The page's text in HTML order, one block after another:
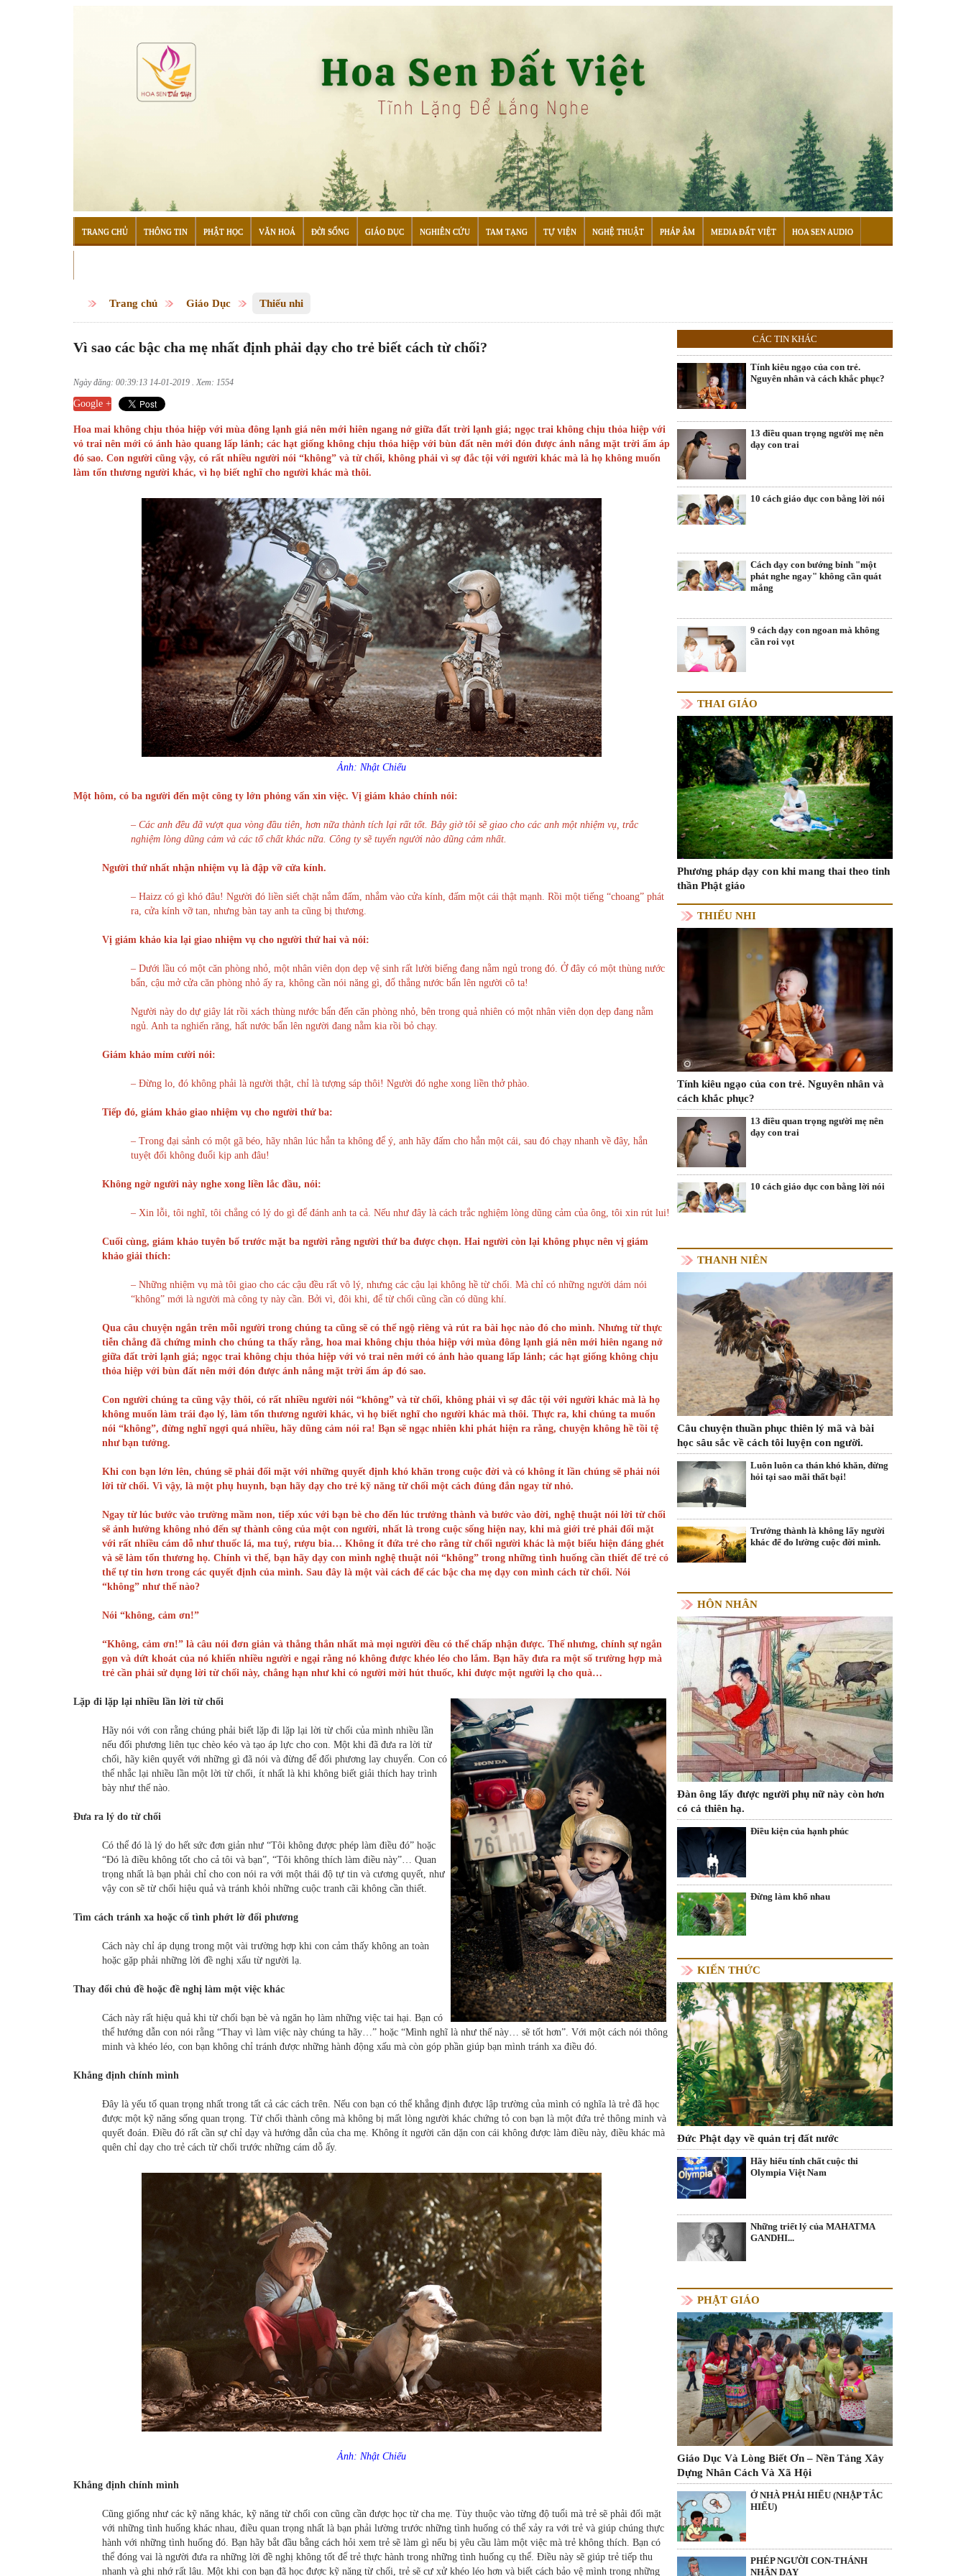
TRANG CHỦ THÔNG TIN PHẬT HỌC VĂN HOÁ ĐỜI SỐNG GIÁO DỤC NGHIÊN CỨU TAM TẠNG TỰ VIỆN NGHỆ THUẬT PHÁP ÂM MEDIA ĐẤT VIỆT HOA SEN AUDIO
Trang chủ Giáo Dục Thiếu nhi
Vì sao các bậc cha mẹ nhất định phải dạy cho trẻ biết cách từ chối?
Ngày đăng: 00:39:13 14-01-2019 . Xem: 1554
Google +
Hoa mai không chịu thỏa hiệp với mùa đông lạnh giá nên mới hiên ngang nở giữa đất trời lạnh giá; ngọc trai không chịu thỏa hiệp với
vỏ trai nên mới có ánh hào quang lấp lánh; các hạt giống không chịu thỏa hiệp với bùn đất nên mới đón được ánh nắng mặt trời ấm áp
đó sao. Con người cũng vậy, có rất nhiều người nói “không” và từ chối, không phải vì sợ đắc tội với người khác mà là họ không muốn
làm tổn thương người khác, vì họ biết nghĩ cho người khác mà thôi.
Ảnh: Nhật Chiếu
Một hôm, có ba người đến một công ty lớn phỏng vấn xin việc. Vị giám khảo chính nói:
– Các anh đều đã vượt qua vòng đầu tiên, hơn nữa thành tích lại rất tốt. Bây giờ tôi sẽ giao cho các anh một nhiệm vụ, trắc
nghiệm lòng dũng cảm và các tố chất khác nữa. Công ty sẽ tuyển người nào dũng cảm nhất.
Người thứ nhất nhận nhiệm vụ là đập vỡ cửa kính.
– Haizz có gì khó đâu! Người đó liền siết chặt nắm đấm, nhắm vào cửa kính, đấm một cái thật mạnh. Rồi một tiếng “choang” phát
ra, cửa kính vỡ tan, nhưng bàn tay anh ta cũng bị thương.
Vị giám khảo kia lại giao nhiệm vụ cho người thứ hai và nói:
– Dưới lầu có một căn phòng nhỏ, một nhân viên dọn dẹp vệ sinh rất lười biếng đang nằm ngủ trong đó. Ở đây có một thùng nước
bẩn, cậu mở cửa căn phòng nhỏ ấy ra, không cần nói năng gì, đổ thẳng nước bẩn lên người cô ta!
Người này do dự giây lát rồi xách thùng nước bẩn đến căn phòng nhỏ, bên trong quả nhiên có một nhân viên dọn dẹp đang nằm
ngủ. Anh ta nghiến răng, hất nước bẩn lên người đang nằm kia rồi bỏ chạy.
Giám khảo mỉm cười nói:
– Đừng lo, đó không phải là người thật, chỉ là tượng sáp thôi! Người đó nghe xong liền thở phào.
Tiếp đó, giám khảo giao nhiệm vụ cho người thứ ba:
– Trong đại sảnh có một gã béo, hãy nhân lúc hắn ta không để ý, anh hãy đấm cho hắn một cái, sau đó chạy nhanh về đây, hắn
tuyệt đối không đuổi kịp anh đâu!
Không ngờ người này nghe xong liền lắc đầu, nói:
– Xin lỗi, tôi nghĩ, tôi chẳng có lý do gì để đánh anh ta cả. Nếu như đây là cách trắc nghiệm lòng dũng cảm của ông, tôi xin rút lui!
Cuối cùng, giám khảo tuyên bố trước mặt ba người rằng người thứ ba được chọn. Hai người còn lại không phục nên vị giám
khảo giải thích:
– Những nhiệm vụ mà tôi giao cho các cậu đều rất vô lý, nhưng các cậu lại không hề từ chối. Mà chỉ có những người dám nói
“không” mới là người mà công ty này cần. Bởi vì, đôi khi, để từ chối cũng cần có dũng khí.
Qua câu chuyện ngắn trên mỗi người trong chúng ta cũng sẽ có thể ngộ riêng và rút ra bài học nào đó cho mình. Nhưng từ thực
tiễn chẳng đã chứng minh cho chúng ta thấy rằng, hoa mai không chịu thỏa hiệp với mùa đông lạnh giá nên mới hiên ngang nở
giữa đất trời lạnh giá; ngọc trai không chịu thỏa hiệp với vỏ trai nên mới có ánh hào quang lấp lánh; các hạt giống không chịu
thỏa hiệp với bùn đất nên mới đón được ánh nắng mặt trời ấm áp đó sao.
Con người chúng ta cũng vậy thôi, có rất nhiều người nói “không” và từ chối, không phải vì sợ đắc tội với người khác mà là họ
không muốn làm trái đạo lý, làm tổn thương người khác, vì họ biết nghĩ cho người khác mà thôi. Thực ra, khi chúng ta muốn
nói “không”, đừng nghĩ ngợi quá nhiều, hãy dũng cảm nói ra! Bạn sẽ ngạc nhiên khi phát hiện ra rằng, chuyện không hề tồi tệ
như bạn tưởng.
Khi con bạn lớn lên, chúng sẽ phải đối mặt với những quyết định khó khăn trong cuộc đời và có không ít lần chúng sẽ phải nói
lời từ chối. Vì vậy, là một phụ huynh, bạn hãy dạy cho trẻ kỹ năng từ chối một cách đúng đắn ngay từ nhỏ.
Ngay từ lúc bước vào trường mầm non, tiếp xúc với bạn bè cho đến lúc trưởng thành và bước vào đời, nghệ thuật nói lời từ chối
sẽ ảnh hưởng không nhỏ đến sự thành công của một con người, nhất là trong cuộc sống hiện nay, khi mà giới trẻ phải đối mặt
với rất nhiều cám dỗ như thuốc lá, ma tuý, rượu bia… Không ít đứa trẻ cho rằng từ chối người khác là một biểu hiện đáng ghét
và sẽ làm tổn thương họ. Chính vì thế, bạn hãy dạy con mình nghệ thuật nói “không” trong những tình huống cần thiết để trẻ có
thể tự tin hơn trong các quyết định của mình. Sau đây là một vài cách để các bậc cha mẹ dạy con mình cách từ chối. Nói
“không” như thế nào?
Nói “không, cảm ơn!”
“Không, cảm ơn!” là câu nói đơn giản và thẳng thắn nhất mà mọi người đều có thể chấp nhận được. Thế nhưng, chính sự ngắn
gọn và dứt khoát của nó khiến nhiều người e ngại rằng nó không được khéo léo cho lắm. Bạn hãy đưa ra một số trường hợp mà
trẻ cần phải sử dụng lời từ chối này, chẳng hạn như khi có người mời hút thuốc, khi được một người lạ cho quà…
Lặp đi lặp lại nhiều lần lời từ chối
Hãy nói với con rằng chúng phải biết lặp đi lặp lại lời từ chối của mình nhiều lần
nếu đối phương liên tục chèo kéo và tạo áp lực cho con. Một khi đã đưa ra lời từ
chối, hãy kiên quyết với những gì đã nói và đừng để đối phương lay chuyển. Con có
thể nhắc lại nhiều lần một lời từ chối, ít nhất là khi không biết giải thích hay trình
bày như thế nào.
Đưa ra lý do từ chối
Có thể đó là lý do hết sức đơn giản như “Tôi không được phép làm điều đó” hoặc
“Đó là điều không tốt cho cả tôi và bạn”, “Tôi không thích làm điều này”… Quan
trọng nhất là bạn phải chỉ cho con nói ra với một thái độ tự tin và cương quyết, như
vậy con sẽ từ chối hiệu quả và tránh khỏi những cuộc tranh cãi không cần thiết.
Tìm cách tránh xa hoặc cố tình phớt lờ đối phương
Cách này chỉ áp dụng trong một vài trường hợp khi con cảm thấy không an toàn
hoặc gặp phải những lời đề nghị xấu từ người lạ.
Thay đổi chủ đề hoặc đề nghị làm một việc khác
Cách này rất hiệu quả khi từ chối bạn bè và ngăn họ làm những việc tai hại. Bạn có
thể hướng dẫn con nói rằng “Thay vì làm việc này chúng ta hãy…” hoặc “Mình nghĩ là như thế này… sẽ tốt hơn”. Với một cách nói thông
minh và khéo léo, con bạn không chỉ tránh được những hành động xấu mà còn góp phần giúp bạn mình tránh xa điều đó.
Khẳng định chính mình
Đây là yếu tố quan trọng nhất trong tất cả các cách trên. Nếu con bạn có thể khẳng định được lập trường của mình có nghĩa là trẻ đã học
được một kỹ năng sống quan trọng. Từ chối thành công mà không bị mất lòng người khác chứng tỏ con bạn là một đứa trẻ thông minh và
quyết đoán. Điều đó rất cần sự chỉ dạy và hướng dẫn của cha mẹ. Không ít người căn dặn con cái không được làm điều này, điều khác mà
quên chỉ dạy cho trẻ cách từ chối trước những cám dỗ ấy.
Ảnh: Nhật Chiếu
Khẳng định chính mình
Cũng giống như các kỹ năng khác, kỹ năng từ chối con cũng cần được học từ cha mẹ. Tùy thuộc vào từng độ tuổi mà trẻ sẽ phải đối mặt
với những tình huống khác nhau, điều quan trọng nhất là bạn phải lường trước những tình huống có thể xảy ra với trẻ và giúp chúng thực
hành với những tình huống đó. Bạn hãy bắt đầu bằng cách hỏi xem trẻ sẽ làm gì nếu bị yêu cầu làm một việc mà trẻ không thích. Bạn có
thể đóng vai là người đưa ra những lời đề nghị không tốt để trẻ thực hành trong những tình huống cụ thể. Điều này sẽ giúp trẻ tiếp thu
nhanh và ghi nhớ rất lâu. Một khi con bạn đã học được kỹ năng từ chối, trẻ sẽ cư xử khéo léo hơn và biết cách bảo vệ mình trong những
CÁC TIN KHÁC
Tính kiêu ngạo của con trẻ.
Nguyên nhân và cách khắc phục?
13 điều quan trọng người mẹ nên
dạy con trai
10 cách giáo dục con bằng lời nói
Cách dạy con bướng bỉnh "một
phát nghe ngay" không cần quát
mắng
9 cách dạy con ngoan mà không
cần roi vọt
THAI GIÁO
Phương pháp dạy con khi mang thai theo tinh
thần Phật giáo
THIẾU NHI
Tính kiêu ngạo của con trẻ. Nguyên nhân và
cách khắc phục?
13 điều quan trọng người mẹ nên
dạy con trai
10 cách giáo dục con bằng lời nói
THANH NIÊN
Câu chuyện thuần phục thiên lý mã và bài
học sâu sắc về cách tôi luyện con người.
Luôn luôn ca thán khó khăn, đừng
hỏi tại sao mãi thất bại!
Trưởng thành là không lấy người
khác để đo lường cuộc đời mình.
HÔN NHÂN
Đàn ông lấy được người phụ nữ này còn hơn
có cả thiên hạ.
Điều kiện của hạnh phúc
Đừng làm khổ nhau
KIẾN THỨC
Đức Phật dạy về quản trị đất nước
Hãy hiểu tính chất cuộc thi
Olympia Việt Nam
Những triết lý của MAHATMA
GANDHI...
PHẬT GIÁO
Giáo Dục Và Lòng Biết Ơn – Nền Tảng Xây
Dựng Nhân Cách Và Xã Hội
Ở NHÀ PHẢI HIẾU (NHẬP TẮC
HIẾU)
PHÉP NGƯỜI CON-THÁNH
NHÂN DẠY